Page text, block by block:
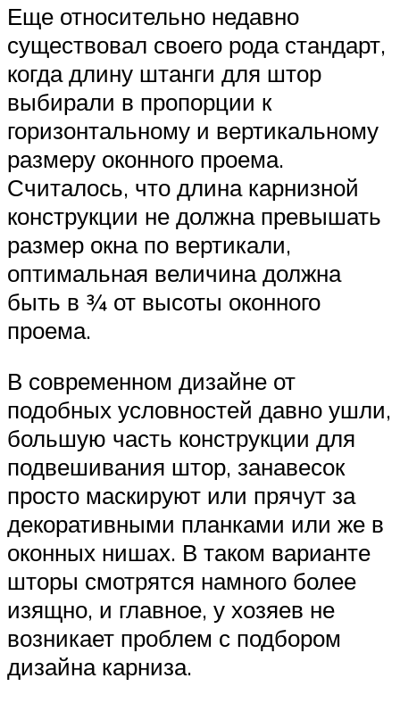
Еще относительно недавно
существовал своего рода стандарт,
когда длину штанги для штор
выбирали в пропорции к
горизонтальному и вертикальному
размеру оконного проема.
Считалось, что длина карнизной
конструкции не должна превышать
размер окна по вертикали,
оптимальная величина должна
быть в ¾ от высоты оконного
проема.
В современном дизайне от
подобных условностей давно ушли,
большую часть конструкции для
подвешивания штор, занавесок
просто маскируют или прячут за
декоративными планками или же в
оконных нишах. В таком варианте
шторы смотрятся намного более
изящно, и главное, у хозяев не
возникает проблем с подбором
дизайна карниза.